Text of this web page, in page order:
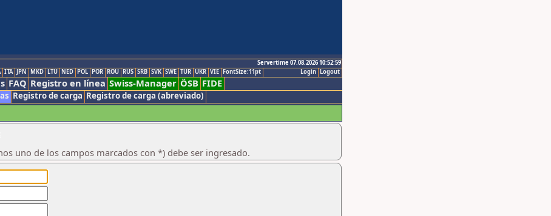
Servertime 07.08.2026 10:52:59
Logout
Login
ITA JPN MKD LTU NED POL POR ROU RUS SRB SVK SWE TUR UKR VIE FontSize:11pt
FAQ Registro en línea Swiss-Manager ÖSB FIDE
Registro de carga Registro de carga (abreviado)
uno de los campos marcados con *) debe ser ingresado.